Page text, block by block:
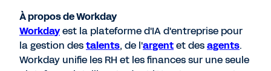
À propos de Workday
Workdayest la plateforme d'IA d'entreprise pour
la gestion destalents, de l'argentet desagents.
Workday unifie les RH et les finances sur une seule